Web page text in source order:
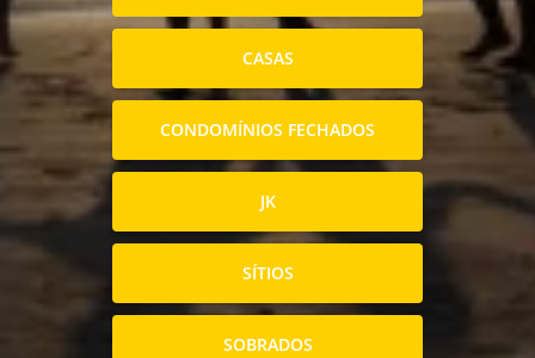
CASAS
CONDOMÍNIOS FECHADOS
JK
SÍTIOS
SOBRADOS